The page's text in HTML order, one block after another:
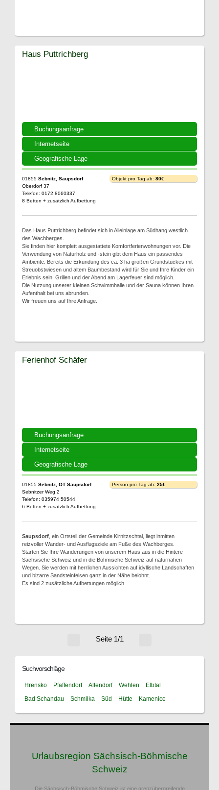
Buchungsanfrage
Internetseite
Geografische Lage
Haus Puttrichberg
01855 Sebnitz, Saupsdorf
Oberdorf 37
Telefon: 0172 8060337
8 Betten + zusätzlich Aufbettung
Objekt pro Tag ab: 80€
Das Haus Puttrichberg befindet sich in Alleinlage am Südhang westlich
des Wachberges.
Sie finden hier komplett ausgestattete Komfortferienwohnungen vor. Die
Verwendung von Naturholz und -stein gibt dem Haus ein passendes
Ambiente. Bereits die Erkundung des ca. 3 ha großen Grundstückes mit
Streuobstwiesen und altem Baumbestand wird für Sie und Ihre Kinder ein
Erlebnis sein. Grillen und der Abend am Lagerfeuer sind möglich.
Die Nutzung unserer kleinen Schwimmhalle und der Sauna können Ihren
Aufenthalt bei uns abrunden.
Wir freuen uns auf Ihre Anfrage.
Buchungsanfrage
Internetseite
Geografische Lage
Ferienhof Schäfer
01855 Sebnitz, OT Saupsdorf
Sebnitzer Weg 2
Telefon: 035974 50544
6 Betten + zusätzlich Aufbettung
Person pro Tag ab: 25€
Saupsdorf , ein Ortsteil der Gemeinde Kirnitzschtal, liegt inmitten
reizvoller Wander- und Ausflugsziele am Fuße des Wachberges.
Starten Sie Ihre Wanderungen von unserem Haus aus in die Hintere
Sächsische Schweiz und in die Böhmische Schweiz auf naturnahen
Wegen. Sie werden mit herrlichen Aussichten auf idyllische Landschaften
und bizarre Sandsteinfelsen ganz in der Nähe belohnt.
Es sind 2 zusätzliche Aufbettungen möglich.
Seite 1/1
Suchvorschläge
Hrensko Pfaffendorf Altendorf Wehlen
Elbtal
Bad Schandau
Schmilka Süd Hütte Kamenice
Urlaubsregion Sächsisch-Böhmische
Schweiz
Die Sächsisch-Böhmische Schweiz ist eine grenzübergreifende